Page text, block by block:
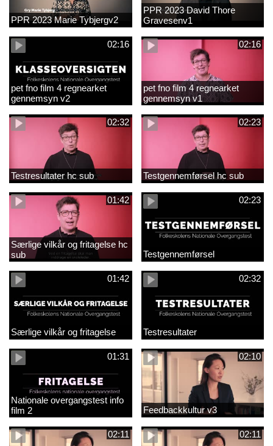
PPR 2023 Marie Tybjergv2
PPR 2023 David Thore
Gravesenv1
02:16
pet fno film 4 regnearket
gennemsyn v2
02:16
pet fno film 4 regnearket
gennemsyn v1
02:32
Testresultater hc sub
02:23
Testgennemførsel hc sub
01:42
Særlige vilkår og fritagelse hc
sub
02:23
Testgennemførsel
01:42
Særlige vilkår og fritagelse
02:32
Testresultater
01:31
Nationale overgangstest info
film 2
02:10
Feedbackkultur v3
02:11 02:11